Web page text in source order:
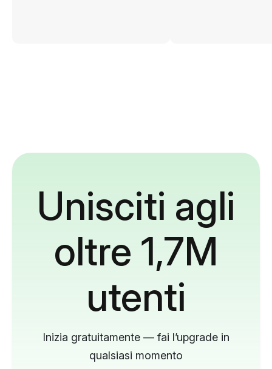
Unisciti agli
oltre 1,7M
utenti
Inizia gratuitamente — fai l’upgrade in
qualsiasi momento